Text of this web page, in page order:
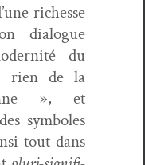
richesse
dia­logue
du
rien de la
», et
sym­bol­es
tout dans